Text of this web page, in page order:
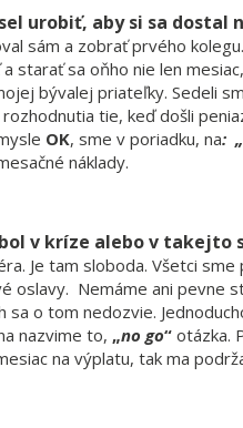
urobiť, aby si sa dostal
sám a zobrať prvého
starať sa oňho nie len
bývalej priateľky. Sedeli
tie, keď došli
OK, sme v poriadku, na:
náklady.
v kríze alebo v takejto
Je tam sloboda. Všetci
oslavy. Nemáme ani pevne
sa o tom nedozvie.
nazvime to, „no go“ otázka.
na výplatu, tak ma